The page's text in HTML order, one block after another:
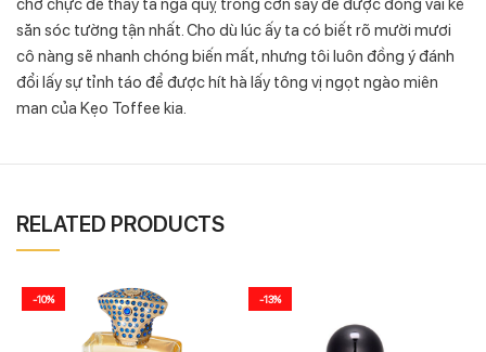
săn sóc tường tận nhất. Cho dù lúc ấy ta có biết rõ mười mươi
cô nàng sẽ nhanh chóng biến mất, nhưng tôi luôn đồng ý đánh
đổi lấy sự tỉnh táo để được hít hà lấy tông vị ngọt ngào miên
man của Kẹo Toffee kia.
RELATED PRODUCTS
-10% -13%